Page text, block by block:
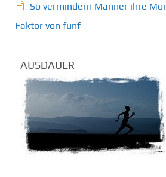
So vermindern Männer ihre
Faktor von fünf
AUSDAUER